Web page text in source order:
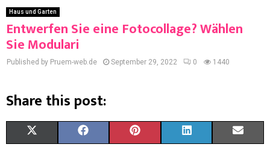
Haus und Garten
Entwerfen Sie eine Fotocollage? Wählen
Sie Modulari
Published by Pruem-web.de September 29, 2022 0 1440
Share this post: